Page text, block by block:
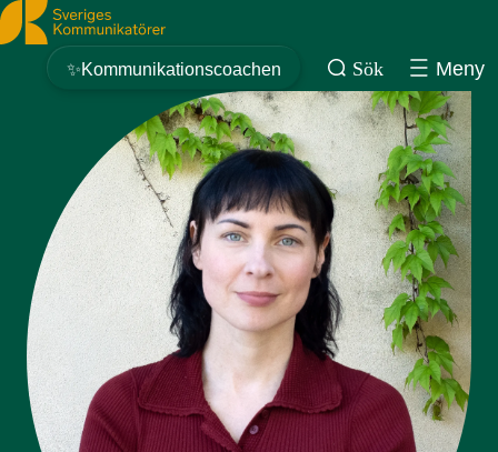
Sveriges Kommunikatörer
✨Kommunikationscoachen Sök Meny